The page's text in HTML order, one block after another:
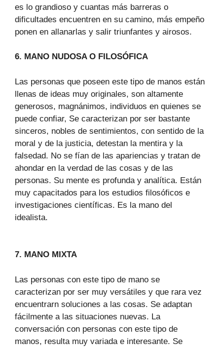
es lo grandioso y cuantas más barreras o
dificultades encuentren en su camino, más empeño
ponen en allanarlas y salir triunfantes y airosos.
6. MANO NUDOSA O FILOSÓFICA
Las personas que poseen este tipo de manos están
llenas de ideas muy originales, son altamente
generosos, magnánimos, individuos en quienes se
puede confiar, Se caracterizan por ser bastante
sinceros, nobles de sentimientos, con sentido de la
moral y de la justicia, detestan la mentira y la
falsedad. No se fían de las apariencias y tratan de
ahondar en la verdad de las cosas y de las
personas. Su mente es profunda y analítica. Están
muy capacitados para los estudios filosóficos e
investigaciones científicas. Es la mano del
idealista.
7. MANO MIXTA
Las personas con este tipo de mano se
caracterizan por ser muy versátiles y que rara vez
encuentrarn soluciones a las cosas. Se adaptan
fácilmente a las situaciones nuevas. La
conversación con personas con este tipo de
manos, resulta muy variada e interesante. Se